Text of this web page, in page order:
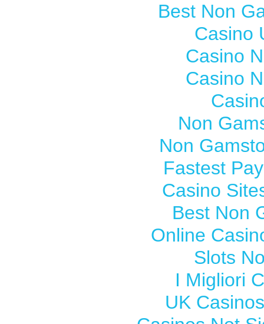
Best Non
Casino
Casino
Casino
Non
Non
Fastest
Casino
Best Non
Online
Slots
I Migliori
UK